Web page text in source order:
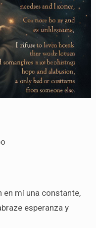
en mí una constante,
esperanza y